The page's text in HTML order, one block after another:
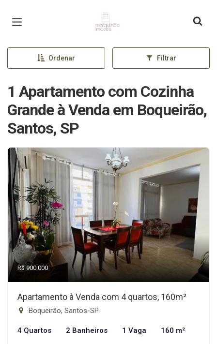
Página inicial
Ordenar Filtrar
1 Apartamento com Cozinha
Grande à Venda em Boqueirão,
Santos, SP
R$ 900.000
Apartamento à Venda com 4 quartos, 160m²
Boqueirão, Santos-SP
4 Quartos 2 Banheiros 1 Vaga 160 m²